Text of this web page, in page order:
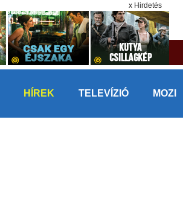
x Hirdetés
HÍREK TELEVÍZIÓ MOZI